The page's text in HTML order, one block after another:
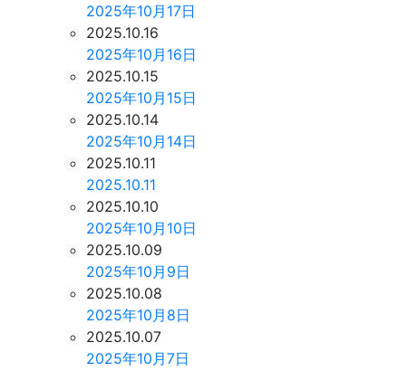
2025年10月17日
2025.10.16
2025年10月16日
2025.10.15
2025年10月15日
2025.10.14
2025年10月14日
2025.10.11
2025.10.11
2025.10.10
2025年10月10日
2025.10.09
2025年10月9日
2025.10.08
2025年10月8日
2025.10.07
2025年10月7日